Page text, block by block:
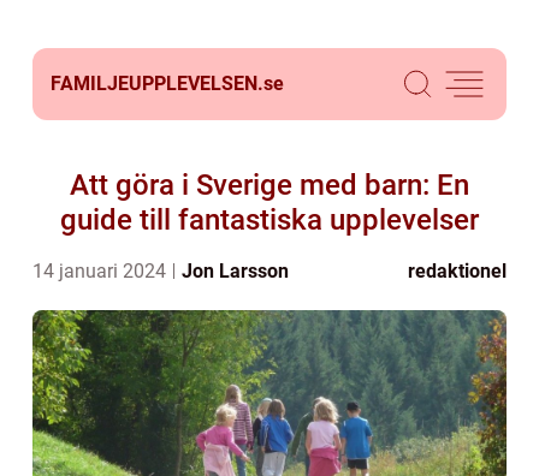
FAMILJEUPPLEVELSEN.se
Att göra i Sverige med barn: En
guide till fantastiska upplevelser
14 januari 2024 Jon Larsson redaktionel